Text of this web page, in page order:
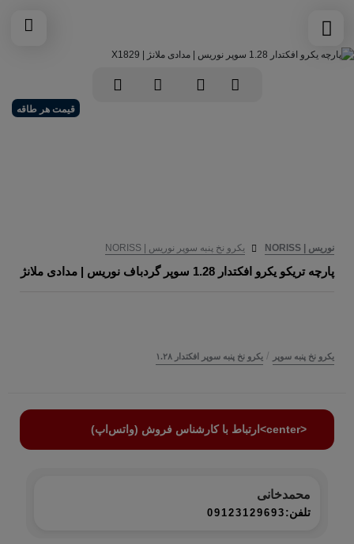
قیمت هر طاقه
نوریس | NORISS یکرو نخ پنبه سوپر نوریس | NORISS
پارچه تریکو یکرو افکتدار 1.28 سوپر گردباف نوریس | مدادی ملانژ
یکرو نخ پنبه سوپر / یکرو نخ پنبه سوپر افکتدار ۱.۲۸
<center>ارتباط با کارشناس فروش (واتس‌اپ)
محمدخانی
تلفن: 09123129693